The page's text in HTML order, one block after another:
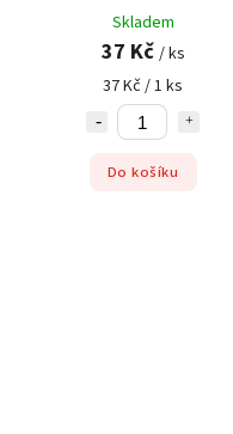
Skladem
37 Kč / ks
37 Kč / 1 ks
Do košíku